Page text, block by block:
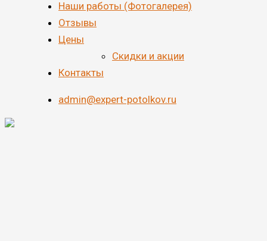
Наши работы (Фотогалерея)
Отзывы
Цены
Скидки и акции
Контакты
admin@expert-potolkov.ru